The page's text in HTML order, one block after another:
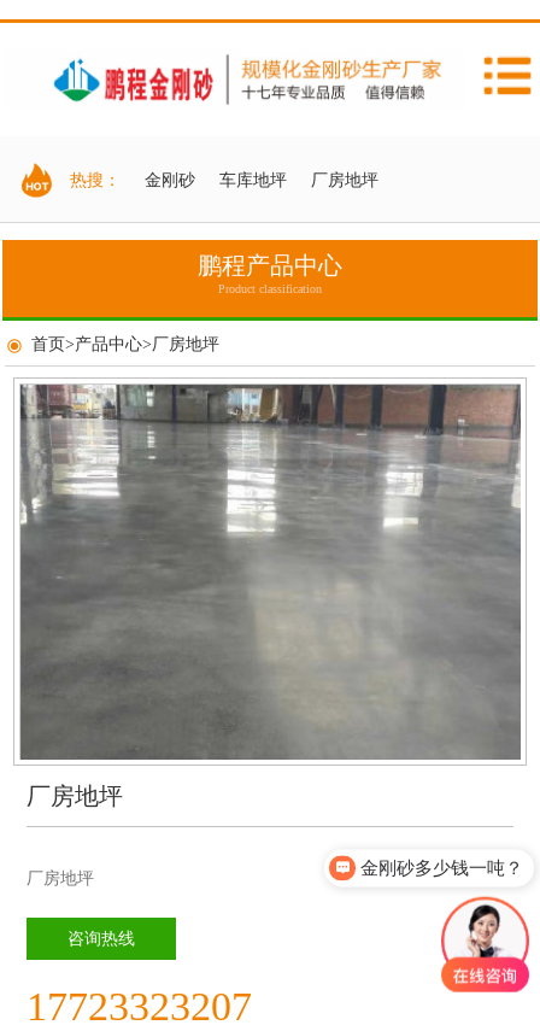
热搜： 金刚砂 车库地坪 厂房地坪
鹏程产品中心
Product classification
首页>产品中心>厂房地坪
厂房地坪
厂房地坪
咨询热线
17723323207
金刚砂多少钱一吨？